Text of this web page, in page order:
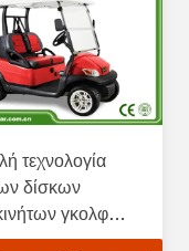
τεχνολογία
δίσκων
γκολφ
χρώματος